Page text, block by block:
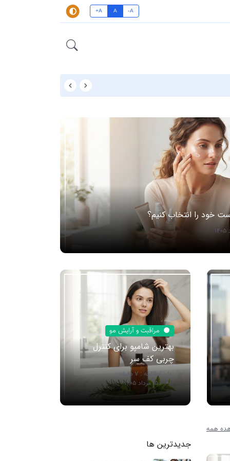
A-
A
A+
خود را انتخاب کنیم؟
مراقبت و آرایش مو
بهترین شامپو برای کنترل
چربی کف سر
زمان مطالعه : 7 دقیقه
15 مرداد 1405
همه
جدیدترین ها